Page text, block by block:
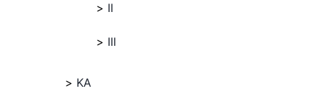
II
III
KA